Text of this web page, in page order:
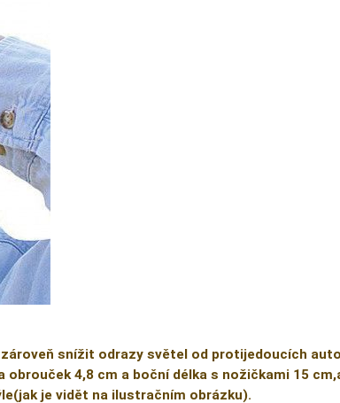
snížit odrazy světel od protijedoucích
4,8 cm a boční délka s nožičkami 15
je vidět na ilustračním obrázku).